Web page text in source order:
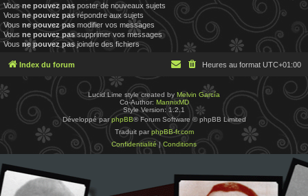
Vousne pouvez pas poster de nouveaux sujets
Vousne pouvez pasrépondre aux sujets
Vous ne pouvez pas modifier vos messages
Vous ne pouvez passupprimer vos messages
Vous ne pouvez pasjoindre des fichiers
Index du forum Heures au format UTC+01:00
Lucid Lime style created by Melvin García
Co-Author: MannixMD
Style Version: 1.2.1
Développé parphpBB® Forum Software © phpBB Limited
Traduit parphpBB-fr.com
Confidentialité|Conditions